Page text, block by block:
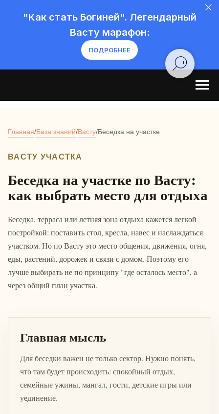
"Как стать Богиней". Легендарный
Васту марафон:
ПОДРОБНЕЕ
Главная/База знаний/Васту/Беседка на участке
ВАСТУ УЧАСТКА
Беседка на участке по Васту:
как выбрать место для отдыха
Беседка, терраса или летняя зона отдыха кажется легкой
постройкой: поставить стол, кресла, навес и наслаждаться
участком. Но по Васту это место общения, движения, огня,
еды, растений, дорожек и связи с домом. Поэтому его
лучше выбирать не по принципу "где осталось место", а
через общий план участка.
Главная мысль
Для беседки важен не только сектор. Нужно понять,
что там будет происходить: спокойный отдых,
семейные ужины, мангал, гости, детские игры или
уединение.